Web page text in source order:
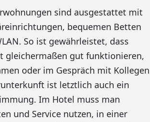
sind ausgestattet mit
bequemen Betten
So ist gewährleistet, dass
gleichermaßen gut funktionieren,
oder im Gespräch mit
ist letztlich auch ein
Im Hotel muss man
und Service nutzen, in einer